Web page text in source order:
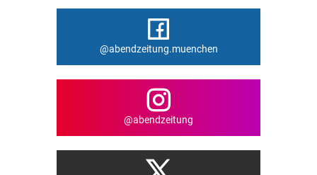
@abendzeitung.muenchen
@abendzeitung